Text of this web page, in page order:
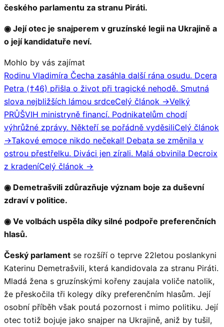
českého parlamentu za stranu Piráti.
◉ Její otec je snajperem v gruzínské legii na Ukrajině a
o její kandidatuře neví.
Mohlo by vás zajímat
Rodinu Vladimíra Čecha zasáhla další rána osudu. Dcera
Petra (†46) přišla o život při tragické nehodě. Smutná
slova nejbližších lámou srdceCelý článok →Velký
PRŮŠVIH ministryně financí. Podnikatelům chodí
výhrůžné zprávy. Někteří se pořádně vyděsiliCelý článok
→Takové emoce nikdo nečekal! Debata se změnila v
ostrou přestřelku. Diváci jen zírali. Malá obvinila Decroix
z kradeníCelý článok →
◉ Demetrašvili zdůrazňuje význam boje za duševní
zdraví v politice.
◉ Ve volbách uspěla díky silné podpoře preferenčních
hlasů.
Český parlament se rozšíří o teprve 22letou poslankyni
Katerinu Demetrašvili, která kandidovala za stranu Piráti.
Mladá žena s gruzínskými kořeny zaujala voliče natolik,
že přeskočila tři kolegy díky preferenčním hlasům. Její
osobní příběh však poutá pozornost i mimo politiku. Její
otec totiž bojuje jako snajper na Ukrajině, aniž by tušil,